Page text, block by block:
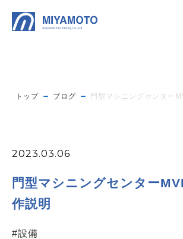
トップ ブログ 門型マシニングセンター
2023.03.06
門型マシニングセンター
作説明
#設備